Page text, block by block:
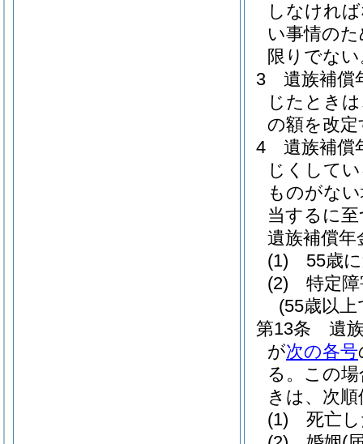
しなけれ
い事情の
限りでな
3
遺族補償
じたとき
の額を改
4
遺族補償
じくして
ものがな
当するに
遺族補償
(1)
55歳
(2)
特定
(55歳以
第13条
遺
が次の各号
る。 この
きは、次
(1)
死亡